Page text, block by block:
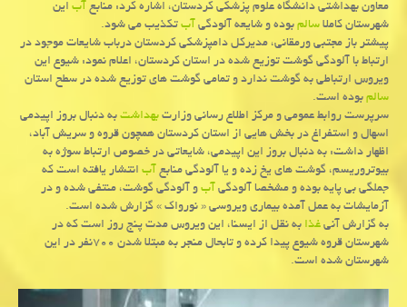
معاون بهداشتی دانشگاه علوم پزشكی كردستان، اشاره كرد: منابعآباین
شهرستان كاملاسالمبوده و شایعه آلودگیآبتكذیب می شود.
پیشتر باز مجتبی ورمقانی، مدیركل دامپزشكی كردستان درباب شایعات موجود در
ارتباط با آلودگی گوشت توزیع شده در استان كردستان، اعلام نمود: شیوع این
ویروس ارتباطی به گوشت ندارد و تمامی گوشت های توزیع شده در سطح استان
سالمبوده است.
سرپرست روابط عمومی و مركز اطلاع رسانی وزارتبهداشتبه دنبال بروز اپیدمی
اسهال و استفراغ در بخش هایی از استان كردستان همچون قروه و سریش آباد،
اظهار داشت: به دنبال بروز این اپیدمی، شایعاتی در خصوص ارتباط سوژه به
بیوتروریسم، گوشت های یخ زده و یا آلودگی منابعآبانتشار یافته است كه
جملگی بی پایه بوده و مشخصا آلودگیآبو آلودگی گوشت، منتفی شده و در
آزمایشات به عمل آمده بیماری ویروسی « نورواك » گزارش شده است.
به گزارش آنیغذابه نقل از ایسنا، این ویروس مدت پنج روز است كه در
شهرستان قروه شیوع پیدا كرده و تابحال منجر به مبتلا شدن ۷۰۰نفر در این
شهرستان شده است.